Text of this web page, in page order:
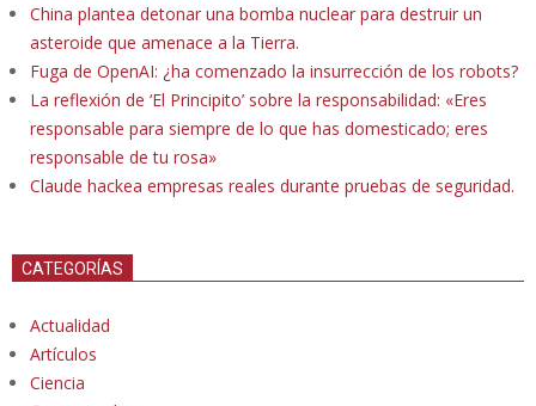
China plantea detonar una bomba nuclear para destruir un
asteroide que amenace a la Tierra.
Fuga de OpenAI: ¿ha comenzado la insurrección de los robots?
La reflexión de ‘El Principito’ sobre la responsabilidad: «Eres
responsable para siempre de lo que has domesticado; eres
responsable de tu rosa»
Claude hackea empresas reales durante pruebas de seguridad.
CATEGORÍAS
Actualidad
Artículos
Ciencia